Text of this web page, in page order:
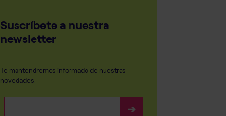
Suscríbete a nuestra
newsletter
Te mantendremos informado de nuestras
novedades.